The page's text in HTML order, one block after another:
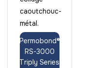
caoutchouc-
métal.
Permobond®
RS-3000
Triply Series